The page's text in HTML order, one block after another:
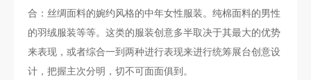
合：丝绸面料的婉约风格的中年女性服装。纯棉面料的男性
的羽绒服装等等。这类的服装创意多半取决于其最大的优势
来表现，或者综合一到两种进行表现来进行统筹展台创意设
计，把握主次分明，切不可面面俱到。